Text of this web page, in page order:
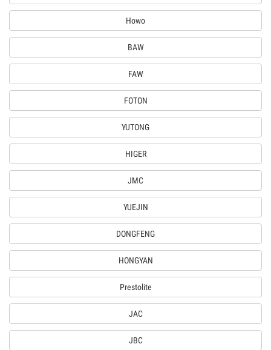
Howo
BAW
FAW
FOTON
YUTONG
HIGER
JMC
YUEJIN
DONGFENG
HONGYAN
Prestolite
JAC
JBC